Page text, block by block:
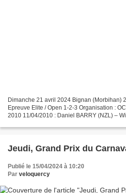
Dimanche 21 avril 2024 Bignan (Morbihan)
Epreuve Elite / Open 1-2-3 Organisation :
2010 11/04/2010 : Daniel BARRY (NZL) –
Jeudi, Grand Prix du
Publié le 15/04/2024 à 10:20
Par veloquercy